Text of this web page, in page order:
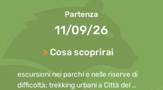
Partenza
11/09/26
> Cosa scoprirai
escursioni nei parchi e nelle riserve di
difficoltà; trekking urbani a Città del